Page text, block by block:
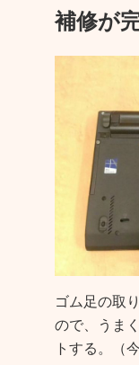
補修が
ゴム足の取
ので、うま
トする。（